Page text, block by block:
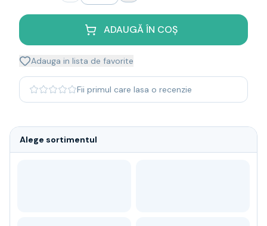
Single malt
Japanese
Blanded Japanese
Canadian
Rom
Vodka
ADAUGĂ ÎN COȘ
Adauga in lista de favorite
Fii primul care lasa o recenzie
Alege sortimentul